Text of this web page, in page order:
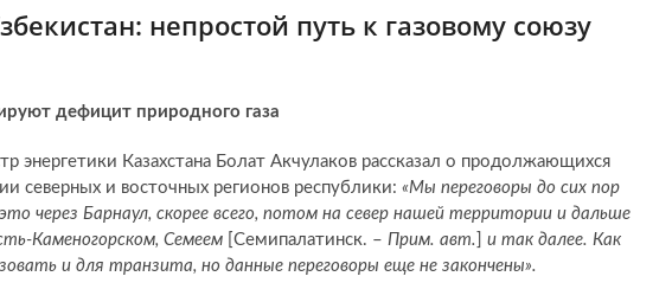
непростой путь к газовому союзу
дефицит природного газа
энергетики Казахстана Болат Акчулаков рассказал о продолжающихся
северных и восточных регионов республики: «Мы переговоры до сих пор
через Барнаул, скорее всего, потом на север нашей территории и дальше
Каменогорском, Семеем [Семипалатинск. – Прим. авт.
и так далее. Как
и для транзита, но данные переговоры еще не закончены».